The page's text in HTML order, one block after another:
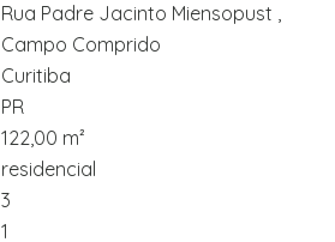
Rua Padre Jacinto Miensopust ,
Campo Comprido
Curitiba
PR
122,00 m²
residencial
3
1